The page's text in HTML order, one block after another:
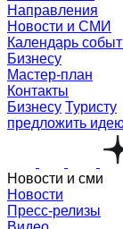
Направления
Новости и СМИ
Календарь
Бизнесу
Мастер-план
Контакты
Бизнесу Туристу
предложить
Новости и сми
Новости
Пресс-релизы